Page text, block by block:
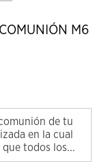
M6
de tu
en la cual
todos los...